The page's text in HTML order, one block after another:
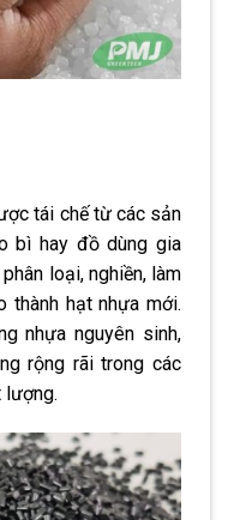
tái chế từ các sản
bì hay đồ dùng gia
loại, nghiền, làm
thành hạt nhựa mới.
nhựa nguyên sinh,
rộng rãi trong các
lượng.